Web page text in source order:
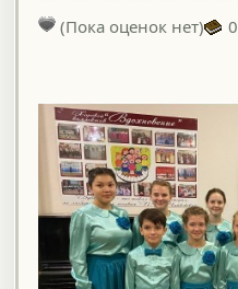
(Пока оценок нет) 0